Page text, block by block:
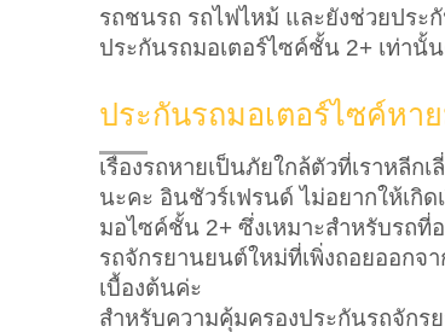
รถชนรถ รถไฟไหม้ และยังช่วยประ
ประกันรถมอเตอร์ไซค์ชั้น 2+ เท่านั้
ประกันรถมอเตอร์ไซค์หา
เรื่องรถหายเป็นภัยใกล้ตัวที่เราหลีก
นะคะ อินชัวร์เฟรนด์ ไม่อยากให้เกิ
มอไซค์ชั้น 2+ ซึ่งเหมาะสำหรับรถที่
รถจักรยานยนต์ใหม่ที่เพิ่งถอยออกจ
เบื้องต้นค่ะ
สำหรับความคุ้มครองประกันรถจัก